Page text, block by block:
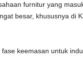
furnitur yang
besar, khususnya di
keemasan untuk